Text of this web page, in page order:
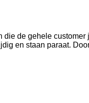
de gehele customer
en staan paraat.